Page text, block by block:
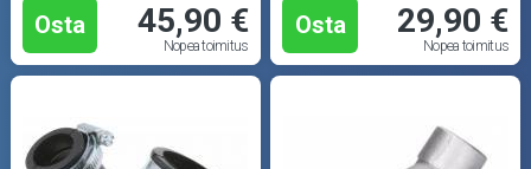
Osta 45,90 €
Nopea toimitus
Osta 29,90 €
Nopea toimitus